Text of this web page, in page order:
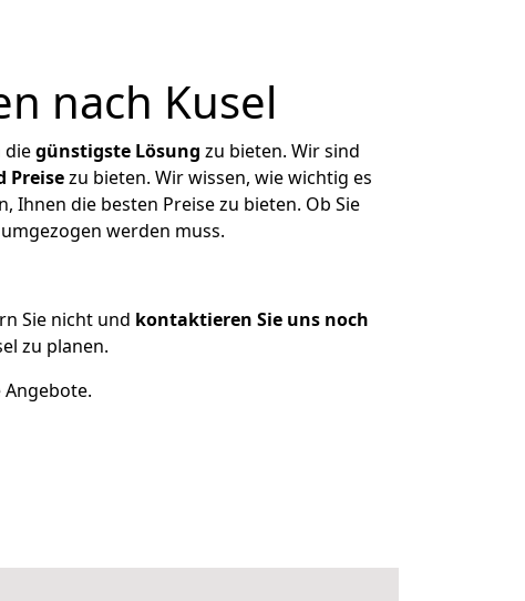
nach Kusel
diegünstigste Lösung zu bieten. Wir sind
Preisezu bieten. Wir wissen, wie wichtig es
Ihnen die besten Preise zu bieten. Ob Sie
werden muss.
Sie nicht und kontaktieren Sie uns noch
zu planen.